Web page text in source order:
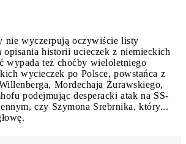
nie wyczerpują oczywiście listy
opisania historii ucieczek z niemieckich
wypada też choćby wieloletniego
wycieczek po Polsce, powstańca z
Mordechaja Żurawskiego,
podejmując desperacki atak na SS-
czy Szymona Srebrnika, który...